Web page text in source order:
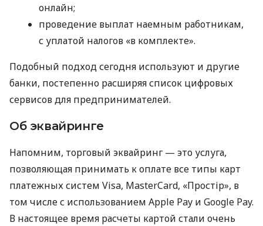
онлайн;
проведение выплат наемным работникам,
с уплатой налогов «в комплекте».
Подобный подход сегодня используют и другие
банки, постепенно расширяя список цифровых
сервисов для предпринимателей.
Об эквайринге
Напомним, торговый эквайринг — это услуга,
позволяющая принимать к оплате все типы карт
платежных систем Visa, MasterCard, «Простір», в
том числе с использованием Apple Pay и Google Pay.
В настоящее время расчеты картой стали очень